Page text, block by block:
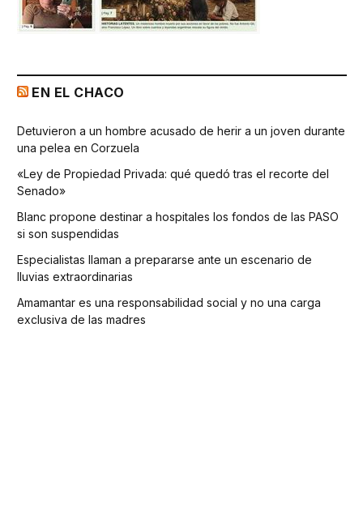
EN EL CHACO
Detuvieron a un hombre acusado de herir a un joven durante
una pelea en Corzuela
«Ley de Propiedad Privada: qué quedó tras el recorte del
Senado»
Blanc propone destinar a hospitales los fondos de las PASO
si son suspendidas
Especialistas llaman a prepararse ante un escenario de
lluvias extraordinarias
Amamantar es una responsabilidad social y no una carga
exclusiva de las madres